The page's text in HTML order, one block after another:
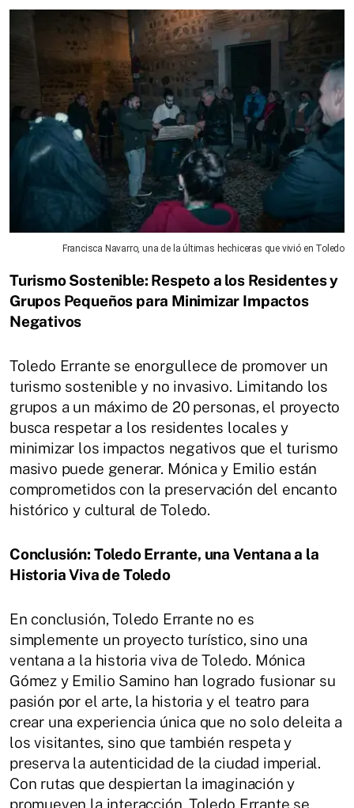
Francisca Navarro, una de la últimas hechiceras que vivió en Toledo
Turismo Sostenible: Respeto a los Residentes y
Grupos Pequeños para Minimizar Impactos
Negativos
Toledo Errante se enorgullece de promover un
turismo sostenible y no invasivo. Limitando los
grupos a un máximo de 20 personas, el proyecto
busca respetar a los residentes locales y
minimizar los impactos negativos que el turismo
masivo puede generar. Mónica y Emilio están
comprometidos con la preservación del encanto
histórico y cultural de Toledo.
Conclusión: Toledo Errante, una Ventana a la
Historia Viva de Toledo
En conclusión, Toledo Errante no es
simplemente un proyecto turístico, sino una
ventana a la historia viva de Toledo. Mónica
Gómez y Emilio Samino han logrado fusionar su
pasión por el arte, la historia y el teatro para
crear una experiencia única que no solo deleita a
los visitantes, sino que también respeta y
preserva la autenticidad de la ciudad imperial.
Con rutas que despiertan la imaginación y
promueven la interacción, Toledo Errante se